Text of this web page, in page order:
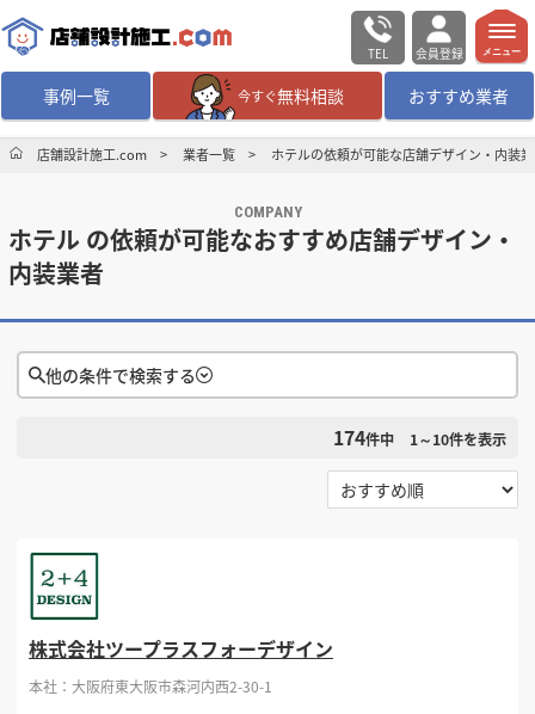
TEL 会員登録
事例一覧 今すぐ無料相談 おすすめ業者
無料相談 ログイン／会員登録
デザイン設計・施工 業者を探す
店舗・商業施設の
マッチング案件一覧
掲載希望のデザイン
店舗開業・改装をご検討中の方へ
メニュー
店舗設計施工.com 業者一覧 ホテルの依頼が可能な店舗デザイン・内装
COMPANY
ホテル の依頼が可能なおすすめ店舗デザイン・
内装業者
他の条件で検索する
ホテル
174件中 1～10件を表示
株式会社ツープラスフォーデザイン
本社：大阪府東大阪市森河内西2-30-1